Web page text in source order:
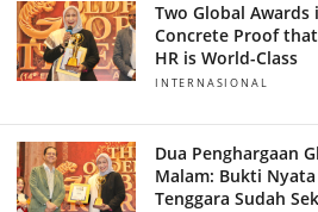
Two Global Awards
Concrete Proof
HR is World-Class
INTERNASIONAL
Dua Penghargaan
Malam: Bukti Nyata
Tenggara Sudah